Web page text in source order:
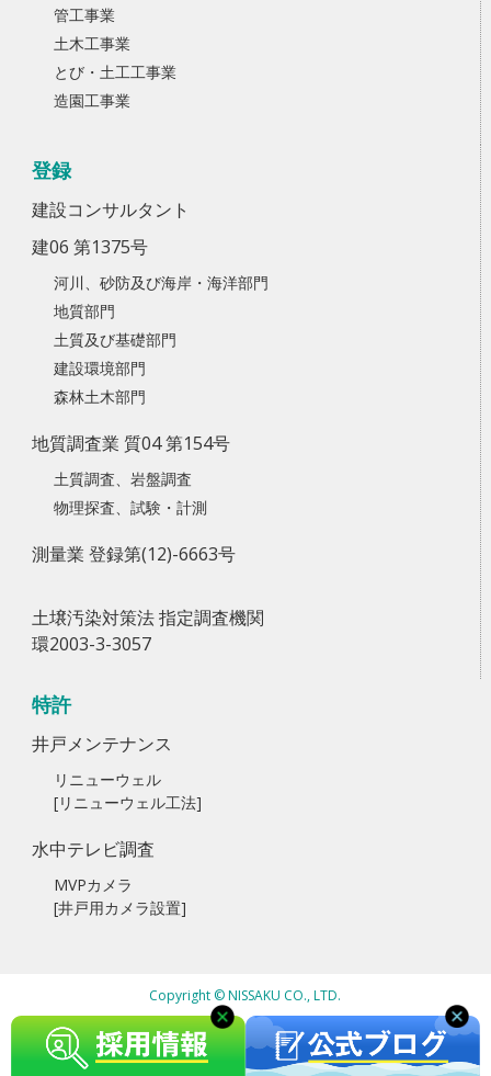
管工事業
土木工事業
とび・土工工事業
造園工事業
登録
建設コンサルタント
建06 第1375号
河川、砂防及び海岸・海洋部門
地質部門
土質及び基礎部門
建設環境部門
森林土木部門
地質調査業 質04 第154号
土質調査、岩盤調査
物理探査、試験・計測
測量業 登録第(12)-6663号
土壌汚染対策法 指定調査機関
環2003-3-3057
特許
井戸メンテナンス
リニューウェル
[リニューウェル工法]
水中テレビ調査
MVPカメラ
[井戸用カメラ設置]
Copyright © NISSAKU CO., LTD.